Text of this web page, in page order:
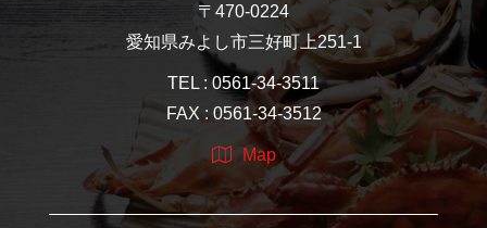
〒470-0224
愛知県みよし市三好町上251-1
TEL : 0561-34-3511
FAX : 0561-34-3512
Map